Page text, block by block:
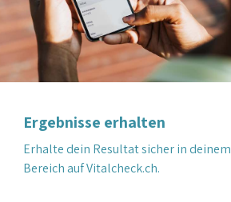
Ergebnisse erhalten
Erhalte dein Resultat sicher in deinem
Bereich auf Vitalcheck.ch.